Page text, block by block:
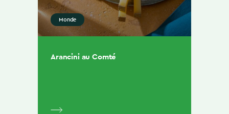
Monde
Arancini au Comté